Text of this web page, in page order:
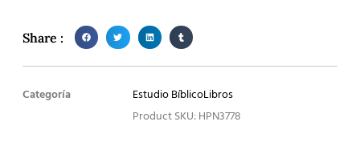
Share :
Categoría Estudio BíblicoLibros
Product SKU: HPN3778